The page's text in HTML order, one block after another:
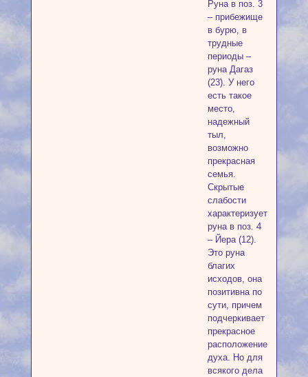
Руна в поз. 3
– прибежище
в бурю, в
трудные
периоды –
руна Дагаз
(23). У него
есть такое
место,
надежный
тыл,
возможно
прекрасная
семья.
Скрытые
слабости
характеризует
руна в поз. 4
– Йера (12).
Это руна
благих
исходов, она
позитивна по
сути, причем
подчеркивает
прекрасное
расположение
духа. Но для
всякого дела